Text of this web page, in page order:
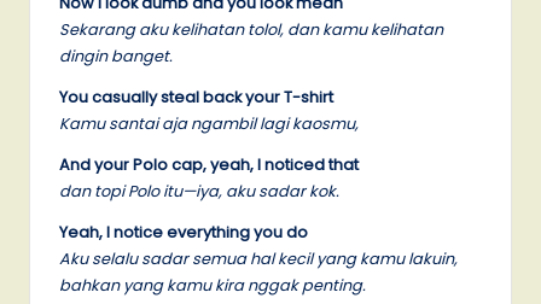
Sekarang aku kelihatan tolol, dan kamu kelihatan
dingin banget.
You casually steal back your T-shirt
Kamu santai aja ngambil lagi kaosmu,
And your Polo cap, yeah, I noticed that
dan topi Polo itu—iya, aku sadar kok.
Yeah, I notice everything you do
Aku selalu sadar semua hal kecil yang kamu lakuin,
bahkan yang kamu kira nggak penting.